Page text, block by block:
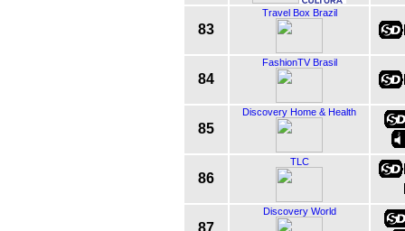
83
Travel Box Brazil
84
FashionTV Brasil
85
Discovery Home & Health
86
TLC
87
Discovery World